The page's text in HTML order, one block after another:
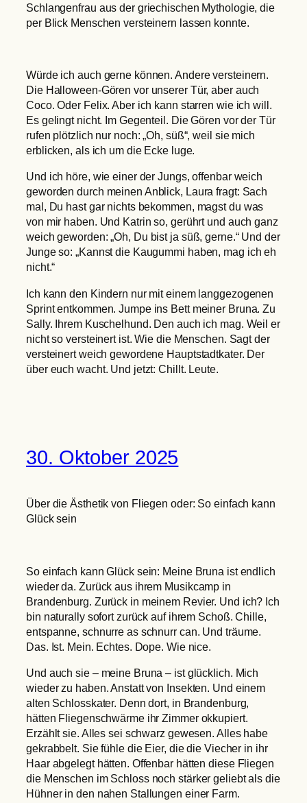
Schlangenfrau aus der griechischen Mythologie, die
per Blick Menschen versteinern lassen konnte.
Würde ich auch gerne können. Andere versteinern.
Die Halloween-Gören vor unserer Tür, aber auch
Coco. Oder Felix. Aber ich kann starren wie ich will.
Es gelingt nicht. Im Gegenteil. Die Gören vor der Tür
rufen plötzlich nur noch: „Oh, süß“, weil sie mich
erblicken, als ich um die Ecke luge.
Und ich höre, wie einer der Jungs, offenbar weich
geworden durch meinen Anblick, Laura fragt: Sach
mal, Du hast gar nichts bekommen, magst du was
von mir haben. Und Katrin so, gerührt und auch ganz
weich geworden: „Oh, Du bist ja süß, gerne.“ Und der
Junge so: „Kannst die Kaugummi haben, mag ich eh
nicht.“
Ich kann den Kindern nur mit einem langgezogenen
Sprint entkommen. Jumpe ins Bett meiner Bruna. Zu
Sally. Ihrem Kuschelhund. Den auch ich mag. Weil er
nicht so versteinert ist. Wie die Menschen. Sagt der
versteinert weich gewordene Hauptstadtkater. Der
über euch wacht. Und jetzt: Chillt. Leute.
30. Oktober 2025
Über die Ästhetik von Fliegen oder: So einfach kann
Glück sein
So einfach kann Glück sein: Meine Bruna ist endlich
wieder da. Zurück aus ihrem Musikcamp in
Brandenburg. Zurück in meinem Revier. Und ich? Ich
bin naturally sofort zurück auf ihrem Schoß. Chille,
entspanne, schnurre as schnurr can. Und träume.
Das. Ist. Mein. Echtes. Dope. Wie nice.
Und auch sie – meine Bruna – ist glücklich. Mich
wieder zu haben. Anstatt von Insekten. Und einem
alten Schlosskater. Denn dort, in Brandenburg,
hätten Fliegenschwärme ihr Zimmer okkupiert.
Erzählt sie. Alles sei schwarz gewesen. Alles habe
gekrabbelt. Sie fühle die Eier, die die Viecher in ihr
Haar abgelegt hätten. Offenbar hätten diese Fliegen
die Menschen im Schloss noch stärker geliebt als die
Hühner in den nahen Stallungen einer Farm.